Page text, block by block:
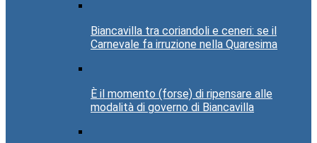
Biancavilla tra coriandoli e ceneri: se il
Carnevale fa irruzione nella Quaresima
È il momento (forse) di ripensare alle
modalità di governo di Biancavilla